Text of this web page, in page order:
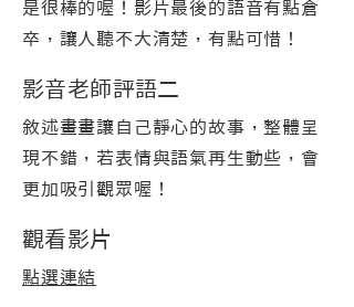
是很棒的喔！影片最後的語音有點倉
卒，讓人聽不大清楚，有點可惜！
影音老師評語二
敘述畫畫讓自己靜心的故事，整體呈
現不錯，若表情與語氣再生動些，會
更加吸引觀眾喔！
觀看影片
點選連結